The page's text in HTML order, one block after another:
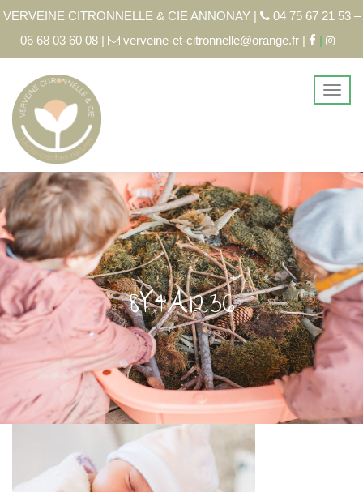
VERVEINE CITRONNELLE & CIE ANNONAY |
04 75 67 21 53 –
06 68 03 60 08 |
verveine-et-citronnelle@orange.fr | |
8Y4A1236